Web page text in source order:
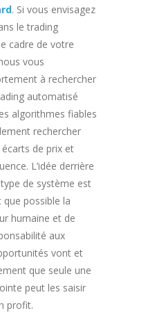
. Si vous envisagez
le trading
cadre de votre
vous
à rechercher
automatisé
algorithmes fiables
rechercher
de prix et
L’idée derrière
de système est
possible la
humaine et de
aux
vont et
que seule une
peut les saisir
profit.